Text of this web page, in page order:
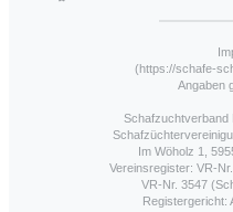
(https://schafe-
Angaben
Schafzuchtverband
Im Wöholz 1,
Vereinsregister: VR-
VR-Nr. 3547
Registergericht: